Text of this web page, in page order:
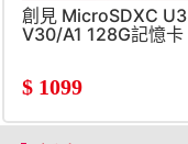
創見 MicroSDXC U3
V30/A1 128G記憶卡
$ 1099